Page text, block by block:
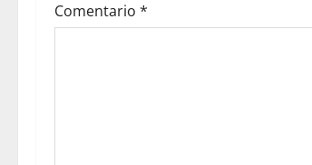
Comentario *